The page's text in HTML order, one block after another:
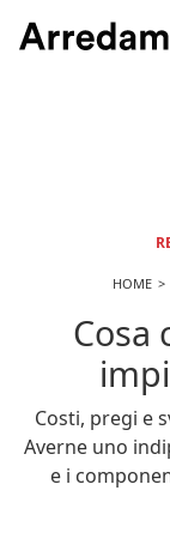
HOME
Cosa
Costi, pregi e
Averne uno
e i